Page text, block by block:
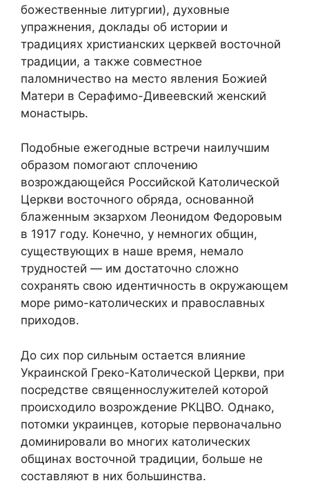
божественные литургии), духовные
упражнения, доклады об истории и
традициях христианских церквей восточной
традиции, а также совместное
паломничество на место явления Божией
Матери в Серафимо-Дивеевский женский
монастырь.
Подобные ежегодные встречи наилучшим
образом помогают сплочению
возрождающейся Российской Католической
Церкви восточного обряда, основанной
блаженным экзархом Леонидом Федоровым
в 1917 году. Конечно, у немногих общин,
существующих в наше время, немало
трудностей — им достаточно сложно
сохранять свою идентичность в окружающем
море римо-католических и православных
приходов.
До сих пор сильным остается влияние
Украинской Греко-Католической Церкви, при
посредстве священнослужителей которой
происходило возрождение РКЦВО. Однако,
потомки украинцев, которые первоначально
доминировали во многих католических
общинах восточной традиции, больше не
составляют в них большинства.